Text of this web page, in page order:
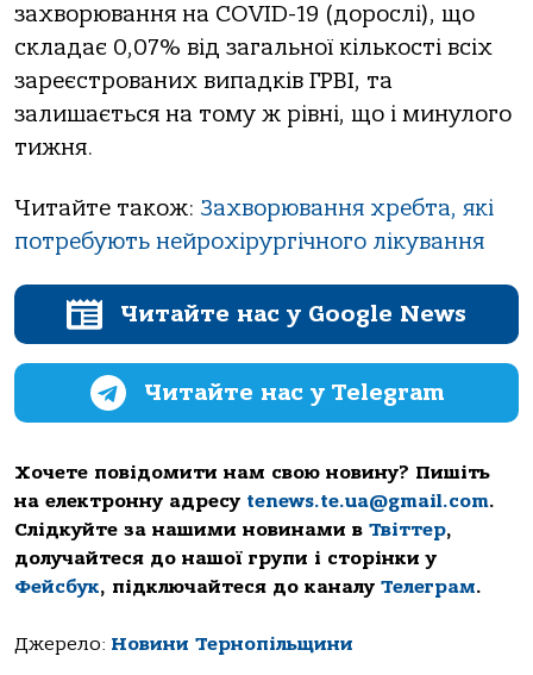
захворювання на COVID-19 (дорослі), що
складає 0,07% від загальної кількості всіх
зареєстрованих випадків ГРВІ, та
залишається на тому ж рівні, що і минулого
тижня.
Читайте також: Захворювання хребта, які
потребують нейрохірургічного лікування
Читайте нас у Google News
Читайте нас у Telegram
Хочете повідомити нам свою новину? Пишіть
на електронну адресу tenews.te.ua@gmail.com.
Слідкуйте за нашими новинами в Твіттер,
долучайтеся до нашої групи і сторінки у
Фейсбук, підключайтеся до каналу Телеграм.
Джерело: Новини Тернопільщини